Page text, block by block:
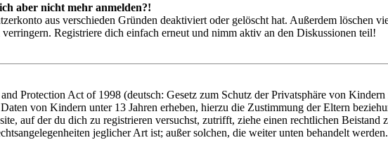
aber nicht mehr anmelden?!
aus verschieden Gründen deaktiviert oder gelöscht hat. Außerdem löschen
Registriere dich einfach erneut und nimm aktiv an den Diskussionen teil!
Protection Act of 1998 (deutsch: Gesetz zum Schutz der Privatsphäre von
von Kindern unter 13 Jahren erheben, hierzu die Zustimmung der Eltern
auf der du dich zu registrieren versuchst, zutrifft, ziehe einen rechtlichen Beistand
jeglicher Art ist; außer solchen, die weiter unten behandelt werden.